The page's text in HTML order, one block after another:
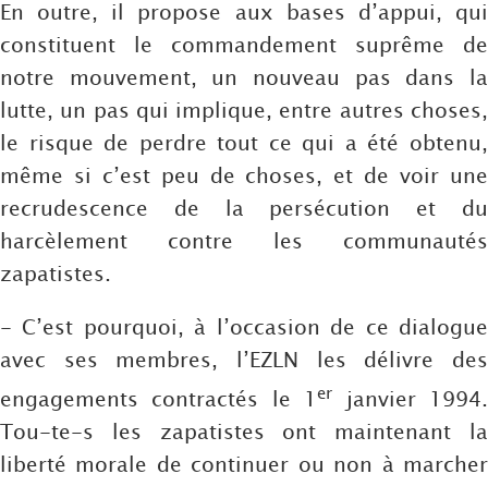
En outre, il propose aux bases d’appui, qui
constituent le commandement suprême de
notre mouvement, un nouveau pas dans la
lutte, un pas qui implique, entre autres choses,
le risque de perdre tout ce qui a été obtenu,
même si c’est peu de choses, et de voir une
recrudescence de la persécution et du
harcèlement contre les communautés
zapatistes.
- C’est pourquoi, à l’occasion de ce dialogue
avec ses membres, l’EZLN les délivre des
engagements contractés le 1er
janvier 1994.
Tou-te-s les zapatistes ont maintenant la
liberté morale de continuer ou non à marcher